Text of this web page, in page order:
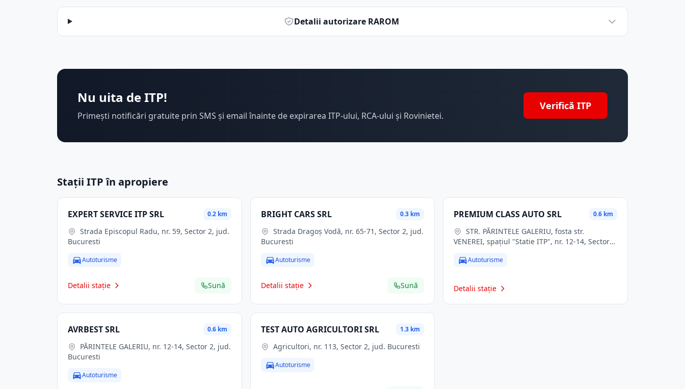
Detalii autorizare RAROM
Nu uita de ITP!
Primești notificări gratuite prin SMS și email înainte de expirarea ITP-ului, RCA-ului și Rovinietei.
Verifică ITP
Stații ITP în apropiere
EXPERT SERVICE ITP SRL 0.2 km
Bucuresti
Autoturisme
Detalii stație Sună
BRIGHT CARS SRL 0.3 km
Bucuresti
Autoturisme
Detalii stație Sună
PREMIUM CLASS AUTO SRL 0.6 km
STR. PĂRINTELE GALERIU, fosta str.
VENEREI, spaţiul "Statie ITP", nr. 12-14, Sector
Autoturisme
Detalii stație
AVRBEST SRL 0.6 km
Bucuresti
Autoturisme
TEST AUTO AGRICULTORI SRL 1.3 km
Agricultori, nr. 113, Sector 2, jud. Bucuresti
Autoturisme